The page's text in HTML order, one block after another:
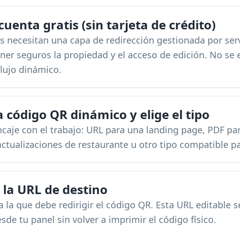
gratis (sin tarjeta de crédito)
necesitan una capa de redirección gestionada por
seguros la propiedad y el acceso de edición. No
dinámico.
código QR dinámico y elige el tipo
con el trabajo: URL para una landing page, PDF
de restaurante u otro tipo compatible
URL de destino
la que debe redirigir el código QR. Esta URL editable
tu panel sin volver a imprimir el código físico.